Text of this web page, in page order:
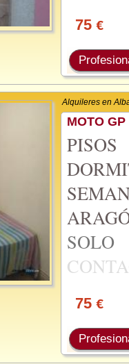
75 €
Alquileres en
MOTO
75 €